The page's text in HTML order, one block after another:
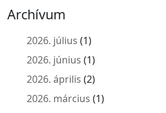
Archívum
2026. július (1)
2026. június (1)
2026. április (2)
2026. március (1)